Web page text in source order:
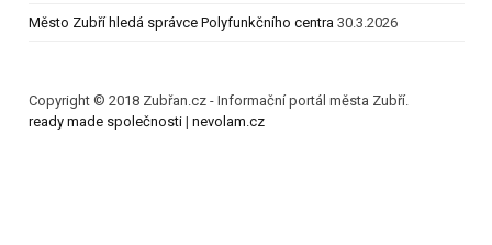
Město Zubří hledá správce Polyfunkčního centra 30.3.2026
Copyright © 2018 Zubřan.cz - Informační portál města Zubří.
ready made společnosti | nevolam.cz